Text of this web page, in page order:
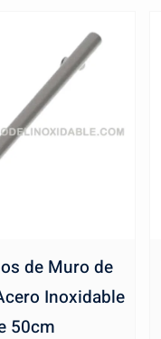
de Muro de
Inoxidable
50cm